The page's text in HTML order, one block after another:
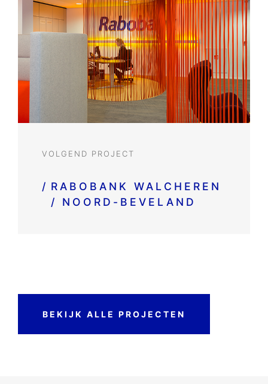
VOLGEND PROJECT
/ RABOBANK WALCHEREN
/ NOORD-BEVELAND
BEKIJK ALLE PROJECTEN